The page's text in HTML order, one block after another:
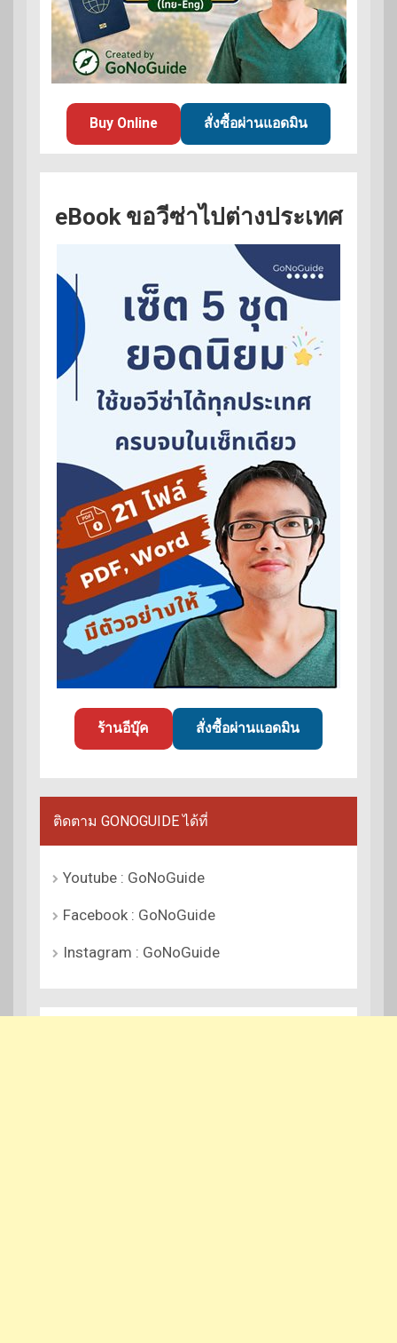
Buy Online สั่งซื้อผ่านแอดมิน
eBook ขอวีซ่าไปต่างประเทศ
ร้านอีบุ๊ค สั่งซื้อผ่านแอดมิน
ติดตาม GONOGUIDE ได้ที่
Youtube : GoNoGuide
Facebook : GoNoGuide
Instagram : GoNoGuide